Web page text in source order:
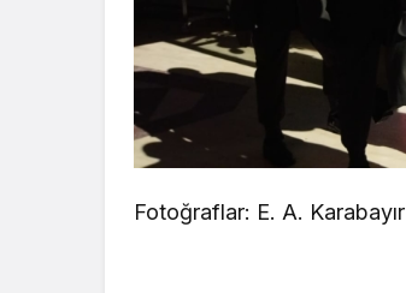
Fotoğraflar: E. A. Karabayır